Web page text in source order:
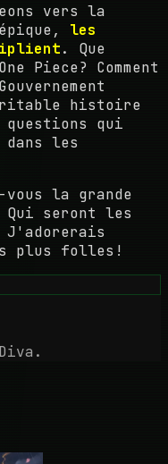
vers la
les
. Que
Piece? Comment
histoire
questions qui
les
vous la grande
Qui seront les
J'adorerais
plus folles!